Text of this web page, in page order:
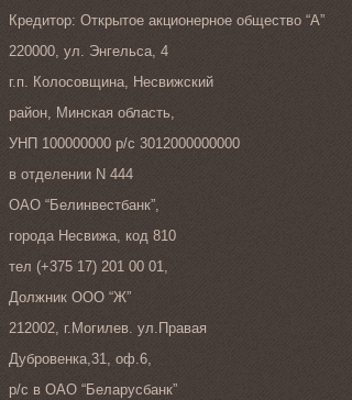
Кредитор: Открытое акционерное общество “А”
220000, ул. Энгельса, 4
г.п. Колосовщина, Несвижский
район, Минская область,
УНП 100000000 р/с 3012000000000
в отделении N 444
ОАО “Белинвестбанк”,
города Несвижа, код 810
тел (+375 17) 201 00 01,
Должник ООО “Ж”
212002, г.Могилев. ул.Правая
Дубровенка,31, оф.6,
р/с в ОАО “Беларусбанк”